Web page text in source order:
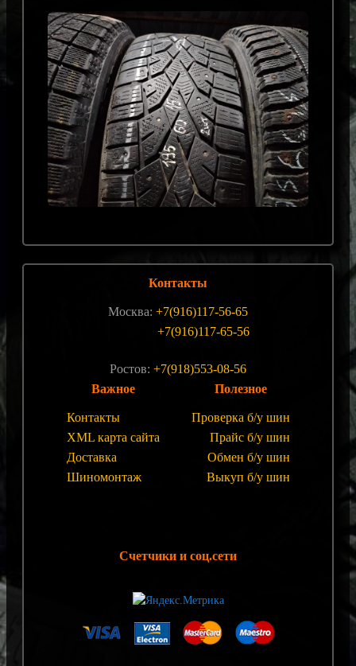
Контакты
Москва: +7(916)117-56-65
+7(916)117-65-56
Ростов: +7(918)553-08-56
Важное
Контакты
XML карта сайта
Доставка
Шиномонтаж
Полезное
Проверка б/у шин
Прайс б/у шин
Обмен б/у шин
Выкуп б/у шин
Счетчики и соц.сети